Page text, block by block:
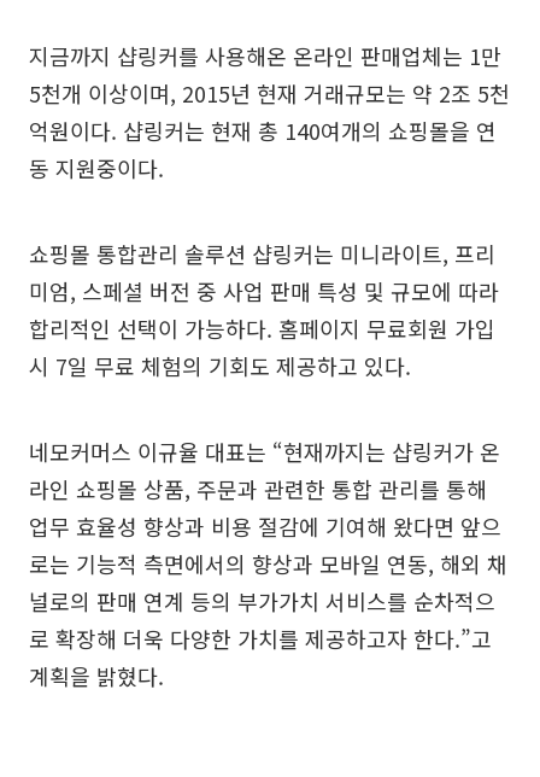
지금까지 샵링커를 사용해온 온라인 판매업체는 1만
5천개 이상이며, 2015년 현재 거래규모는 약 2조 5천
억원이다. 샵링커는 현재 총 140여개의 쇼핑몰을 연
동 지원중이다.
쇼핑몰 통합관리 솔루션 샵링커는 미니라이트, 프리
미엄, 스페셜 버전 중 사업 판매 특성 및 규모에 따라
합리적인 선택이 가능하다. 홈페이지 무료회원 가입
시 7일 무료 체험의 기회도 제공하고 있다.
네모커머스 이규율 대표는 “현재까지는 샵링커가 온
라인 쇼핑몰 상품, 주문과 관련한 통합 관리를 통해
업무 효율성 향상과 비용 절감에 기여해 왔다면 앞으
로는 기능적 측면에서의 향상과 모바일 연동, 해외 채
널로의 판매 연계 등의 부가가치 서비스를 순차적으
로 확장해 더욱 다양한 가치를 제공하고자 한다.”고
계획을 밝혔다.